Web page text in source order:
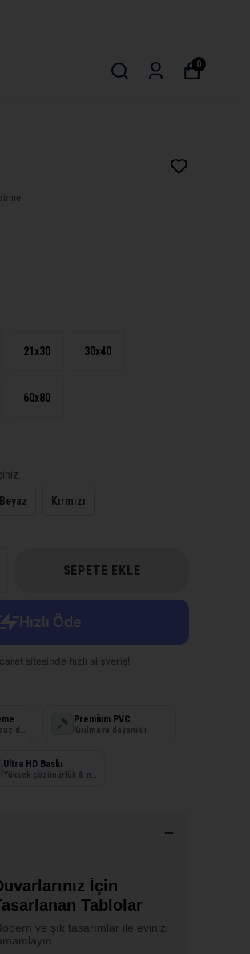
0
21x30 30x40
60x80
Beyaz Kırmızı
SEPETE EKLE
Premium PVC
Kırılmaya dayanıklı
Ultra HD Baskı
İçin
Tablolar
ve şık tasarımlar ile evinizi